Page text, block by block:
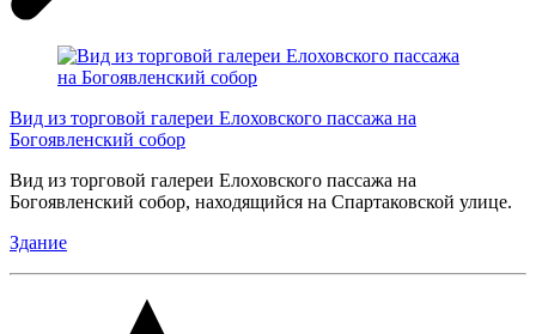
Вид из торговой галереи Елоховского пассажа на
Богоявленский собор
Вид из торговой галереи Елоховского пассажа на
Богоявленский собор, находящийся на Спартаковской улице.
Здание